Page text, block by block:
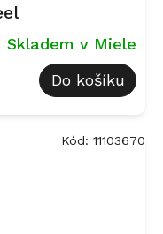
Skladem v Miele
Do košíku
Kód: 11103670